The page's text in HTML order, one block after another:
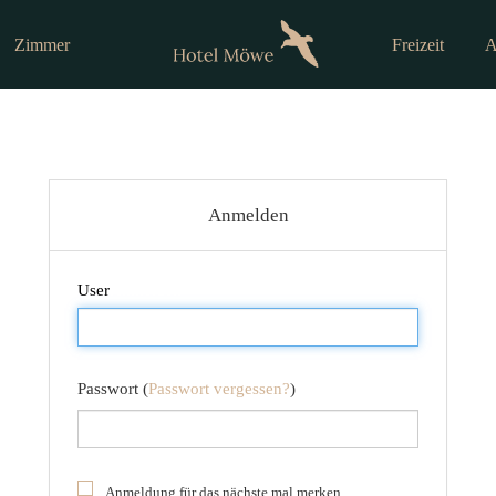
Zimmer Freizeit
Anmelden
Passwort (Passwort vergessen?)
Anmeldung für das nächste mal merken